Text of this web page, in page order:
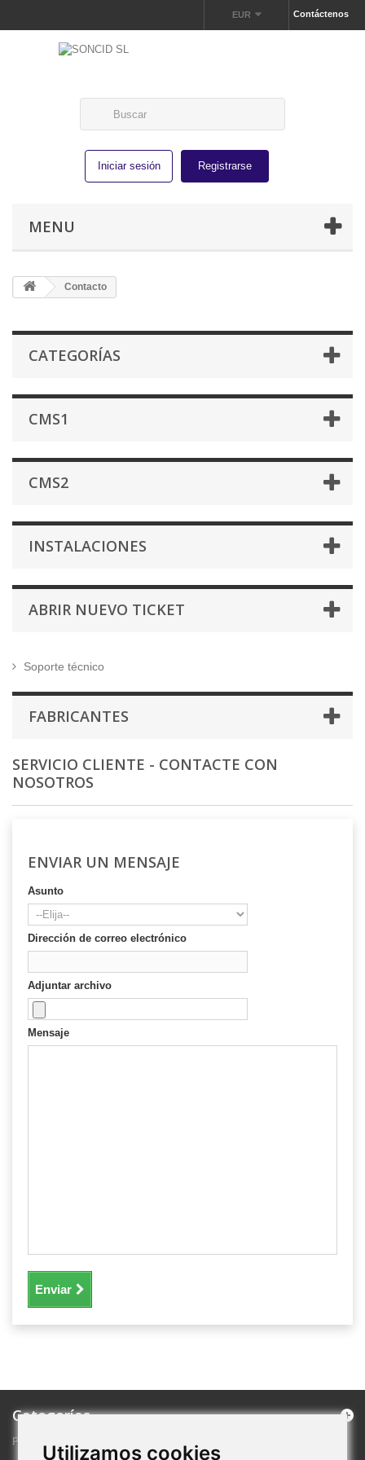
Utilizamos cookies
Contáctenos
EUR
Iniciar sesión Registrarse
MENU
Contacto
CATEGORÍAS
CMS1
CMS2
INSTALACIONES
ABRIR NUEVO TICKET
Soporte técnico
FABRICANTES
SERVICIO CLIENTE - CONTACTE CON
NOSOTROS
ENVIAR UN MENSAJE
Asunto
Dirección de correo electrónico
Adjuntar archivo
Mensaje
Enviar
Categorías
PRODUCTOS DESTACADOS